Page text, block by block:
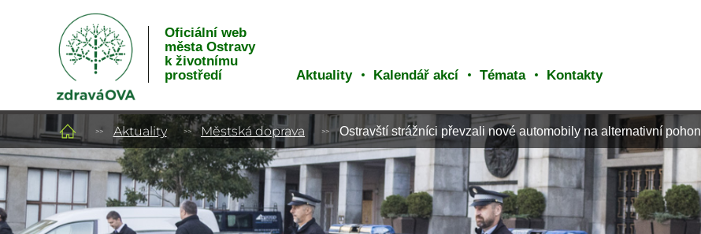
Oficiální web
města Ostravy
k životnímu
prostředí
Aktuality Kalendář akcí Témata Kontakty
Aktuality Městská doprava Ostravští strážníci převzali nové automobily na alternativní pohon